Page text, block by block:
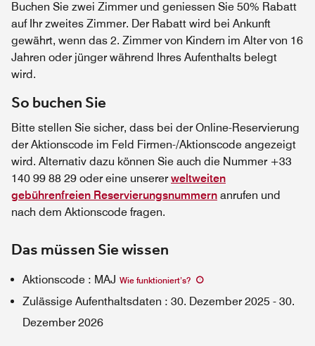
Buchen Sie zwei Zimmer und geniessen Sie 50% Rabatt
auf Ihr zweites Zimmer. Der Rabatt wird bei Ankunft
gewährt, wenn das 2. Zimmer von Kindern im Alter von 16
Jahren oder jünger während Ihres Aufenthalts belegt
wird.
So buchen Sie
Bitte stellen Sie sicher, dass bei der Online-Reservierung
der Aktionscode im Feld Firmen-/Aktionscode angezeigt
wird. Alternativ dazu können Sie auch die Nummer +33
140 99 88 29 oder eine unsererweltweiten
gebührenfreien Reservierungsnummern anrufen und
nach dem Aktionscode fragen.
Das müssen Sie wissen
Aktionscode : MAJ Wie funktioniert’s?
Zulässige Aufenthaltsdaten : 30. Dezember 2025 - 30.
Dezember 2026